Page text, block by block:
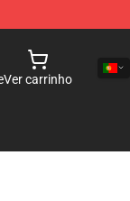
Ver carrinho